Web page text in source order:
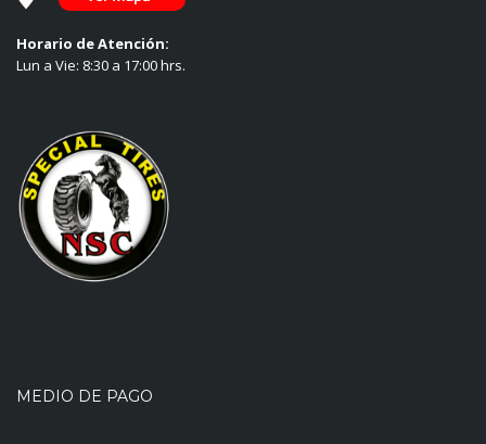
Horario de Atención:
Lun a Vie: 8:30 a 17:00 hrs.
MEDIO DE PAGO